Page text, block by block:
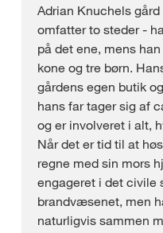
Adrian Knuchels
omfatter to steder -
på det ene, mens
kone og tre børn.
gårdens egen butik
hans far tager sig af
og er involveret i alt,
Når det er tid til at
regne med sin mors
engageret i det civile
brandvæsenet, men
naturligvis sammen